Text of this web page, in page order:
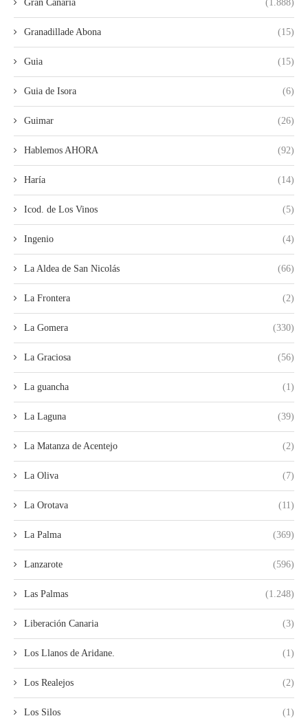
Gran Canaria (1.888)
Granadillade Abona (15)
Guia (15)
Guia de Isora (6)
Guimar (26)
Hablemos AHORA (92)
Haría (14)
Icod. de Los Vinos (5)
Ingenio (4)
La Aldea de San Nicolás (66)
La Frontera (2)
La Gomera (330)
La Graciosa (56)
La guancha (1)
La Laguna (39)
La Matanza de Acentejo (2)
La Oliva (7)
La Orotava (11)
La Palma (369)
Lanzarote (596)
Las Palmas (1.248)
Liberación Canaria (3)
Los Llanos de Aridane. (1)
Los Realejos (2)
Los Silos (1)